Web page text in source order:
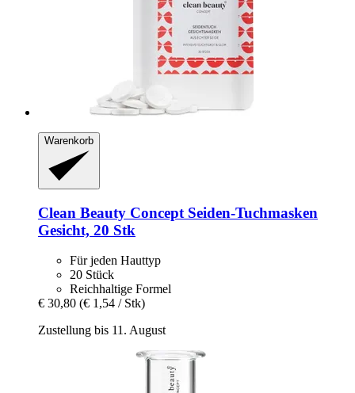
Warenkorb
Clean Beauty Concept Seiden-​Tuchmasken
Gesicht, 20 Stk
Für jeden Hauttyp
20 Stück
Reichhaltige Formel
€ 30,80 (€ 1,54 / Stk)
Zustellung bis 11. August